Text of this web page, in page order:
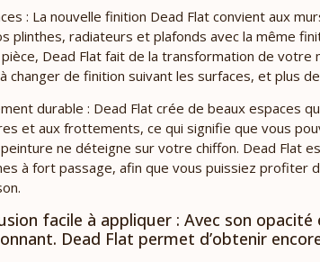
: La nouvelle finition Dead Flat convient aux
plinthes, radiateurs et plafonds avec la même
pièce, Dead Flat fait de la transformation de votre
changer de finition suivant les surfaces, et plus
durable : Dead Flat crée de beaux espaces
et aux frottements, ce qui signifie que vous
peinture ne déteigne sur votre chiffon. Dead Flat
à fort passage, afin que vous puissiez profiter
facile à appliquer : Avec son
Dead Flat permet d’obtenir